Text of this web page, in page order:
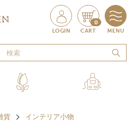
LOGIN
0
CART MENU
貨 インテリア小物